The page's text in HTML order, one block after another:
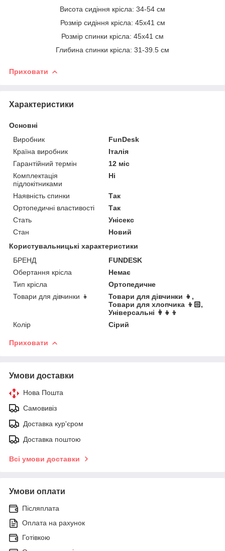
Висота сидіння крісла: 34-54 см
Розмір сидіння крісла: 45x41 см
Розмір спинки крісла: 45х41 см
Глибина спинки крісла: 31-39.5 см
Приховати
Характеристики
Основні
Виробник
FunDesk
Країна виробник
Італія
Гарантійний термін
12 міс
Комплектація
підлокітниками
Ні
Наявність спинки
Так
Ортопедичні властивості
Так
Стать
Унісекс
Стан
Новий
Користувальницькі характеристики
БРЕНД
FUNDESK
Обертання крісла
Немає
Тип крісла
Ортопедичне
Товари для дівчинки 👧
Товари для дівчинки 👧,
Товари для хлопчика 👦🏻,
Універсальні 👩👧👦
Колір
Сірий
Приховати
Умови доставки
Нова Пошта
Самовивіз
Доставка кур'єром
Доставка поштою
Всі умови доставки
Умови оплати
Післяплата
Оплата на рахунок
Готівкою